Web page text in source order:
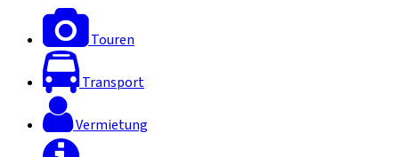
Touren
Transport
Vermietung